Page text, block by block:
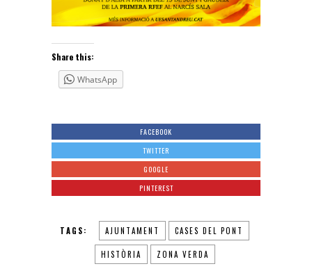
Share this:
WhatsApp
FACEBOOK
TWITTER
GOOGLE
PINTEREST
TAGS: AJUNTAMENT CASES DEL PONT
HISTÒRIA ZONA VERDA